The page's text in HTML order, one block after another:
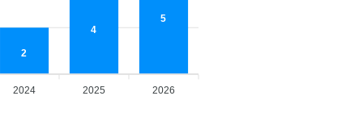
2024 2025 2026
2
4
5